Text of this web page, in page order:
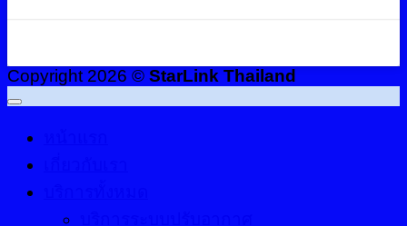
Copyright 2026 © StarLink Thailand